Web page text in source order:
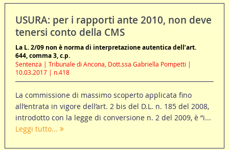
USURA: per i rapporti ante 2010, non deve
tenersi conto della CMS
La L. 2/09 non è norma di interpretazione autentica dell’art.
644, comma 3, c.p.
Sentenza | Tribunale di Ancona, Dott.ssa Gabriella Pompetti |
10.03.2017 | n.418
La commissione di massimo scoperto applicata fino
all’entrata in vigore dell’art. 2 bis del D.L. n. 185 del 2008,
introdotto con la legge di conversione n. 2 del 2009, è “i...
Leggi tutto...